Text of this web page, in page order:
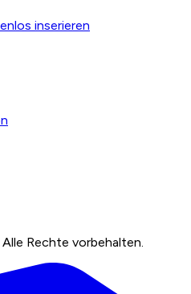
inserieren
Alle Rechte vorbehalten.